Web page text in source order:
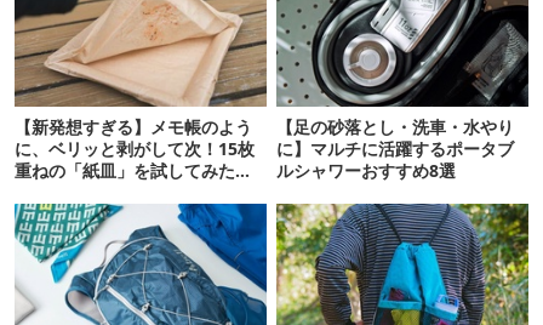
【新発想すぎる】メモ帳のよう
に、ベリッと剥がして次！15枚
重ねの「紙皿」を試してみた
【足の砂落とし・洗車・水やり
に】マルチに活躍するポータブ
ルシャワーおすすめ8選